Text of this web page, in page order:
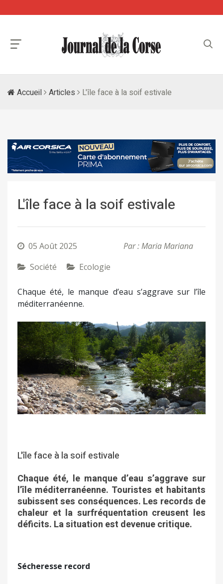
Accueil Articles L'île face à la soif estivale
L'île face à la soif estivale
05 Août 2025
Par : Maria Mariana
Société
Ecologie
Chaque été, le manque d’eau s’aggrave sur l’île
méditerranéenne.
L'île face à la soif estivale
Chaque été, le manque d’eau s’aggrave sur
l’île méditerranéenne. Touristes et habitants
subissent ses conséquences. Les records de
chaleur et la surfréquentation creusent les
déficits. La situation est devenue critique.
Sécheresse record